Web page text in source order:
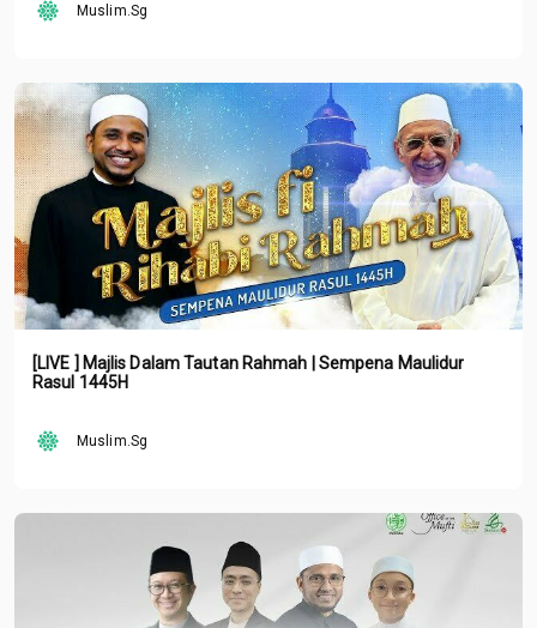
Muslim.Sg
[LIVE ] Majlis Dalam Tautan Rahmah | Sempena Maulidur
Rasul 1445H
Muslim.Sg